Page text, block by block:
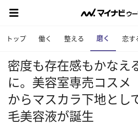
トップ 働く 整える 磨く 恋す
密度も存在感もかなえ
に。美容室専売コスメ
からマスカラ下地とし
毛美容液が誕生